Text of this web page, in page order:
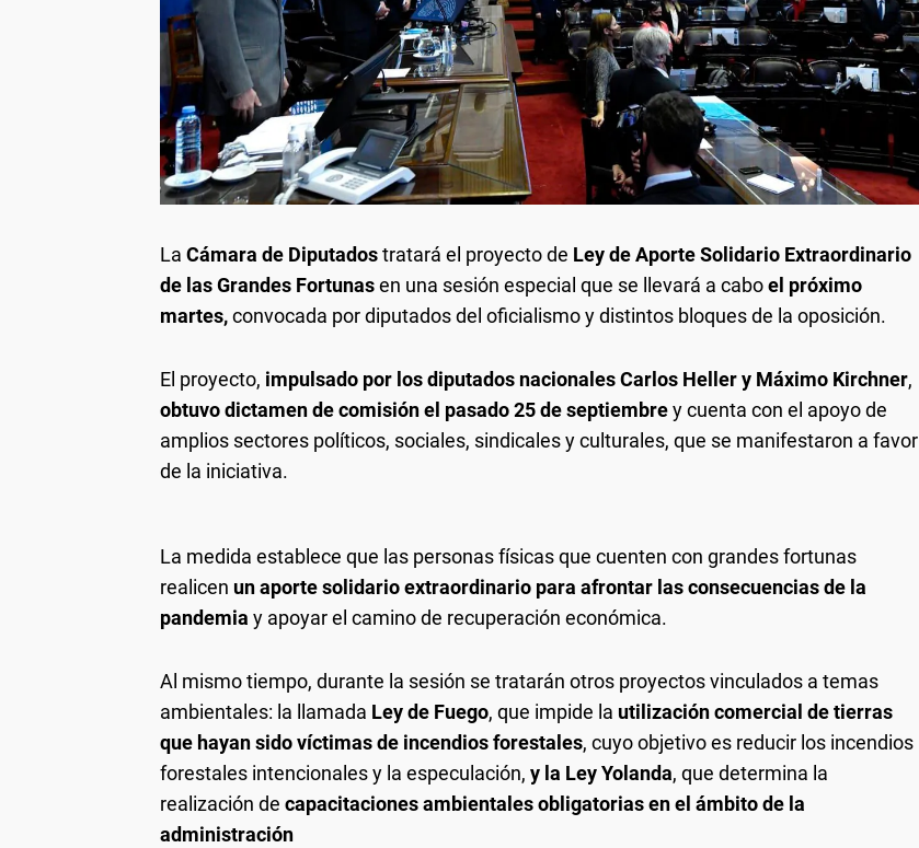
La Cámara de Diputadostratará el proyecto de Ley de Aporte Solidario Extraordinario
de las Grandes Fortunasen una sesión especial que se llevará a caboel próximo
martes,convocada por diputados del oficialismo y distintos bloques de la oposición.
El proyecto, impulsado por los diputados nacionales Carlos Heller y Máximo Kirchner,
obtuvo dictamen de comisión el pasado 25 de septiembrey cuenta con el apoyo de
amplios sectores políticos, sociales, sindicales y culturales, que se manifestaron a favor
de la iniciativa.
La medida establece que las personas físicas que cuenten con grandes fortunas
realicen un aporte solidario extraordinario para afrontar las consecuencias de la
pandemia y apoyar el camino de recuperación económica.
Al mismo tiempo, durante la sesión se tratarán otros proyectos vinculados a temas
ambientales: la llamada Ley de Fuego, que impide la utilización comercial de tierras
que hayan sido víctimas de incendios forestales, cuyo objetivo es reducir los incendios
forestales intencionales y la especulación, y la Ley Yolanda, que determina la
realización de capacitaciones ambientales obligatorias en el ámbito de la
administración